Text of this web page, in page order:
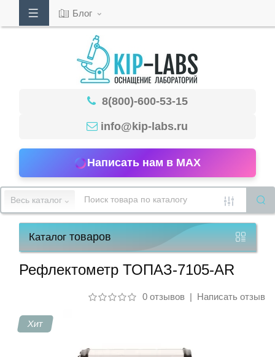
53-
15
работы
Блог
8(800)-600-53-15
info@kip-labs.ru
Написать нам в MAX
Весь каталог
Каталогтоваров
Рефлектометр ТОПАЗ-7105-AR
0 отзывов| Написать отзыв
Хит